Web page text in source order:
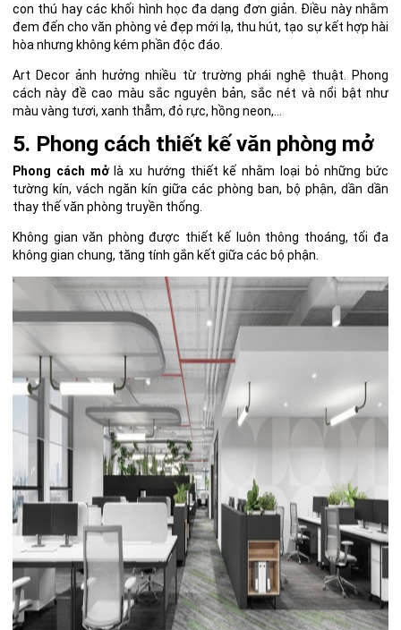
con thú hay các khối hình học đa dạng đơn giản. Điều này nhằm
đem đến cho văn phòng vẻ đẹp mới lạ, thu hút, tạo sự kết hợp hài
hòa nhưng không kém phần độc đáo.
Art Decor ảnh hưởng nhiều từ trường phái nghệ thuật. Phong
cách này đề cao màu sắc nguyên bản, sắc nét và nổi bật như
màu vàng tươi, xanh thẫm, đỏ rực, hồng neon,…
5. Phong cách thiết kế văn phòng mở
Phong cách mởlà xu hướng thiết kế nhằm loại bỏ những bức
tường kín, vách ngăn kín giữa các phòng ban, bộ phận, dần dần
thay thế văn phòng truyền thống.
Không gian văn phòng được thiết kế luôn thông thoáng, tối đa
không gian chung, tăng tính gắn kết giữa các bộ phận.